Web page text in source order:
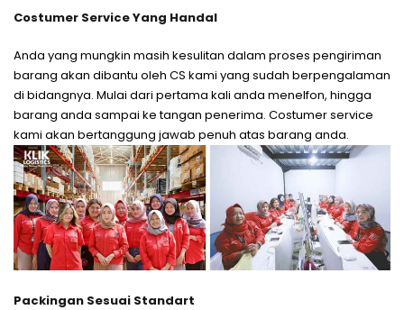
Costumer Service Yang Handal
Anda yang mungkin masih kesulitan dalam proses pengiriman
barang akan dibantu oleh CS kami yang sudah berpengalaman
di bidangnya. Mulai dari pertama kali anda menelfon, hingga
barang anda sampai ke tangan penerima. Costumer service
kami akan bertanggung jawab penuh atas barang anda.
Packingan Sesuai Standart